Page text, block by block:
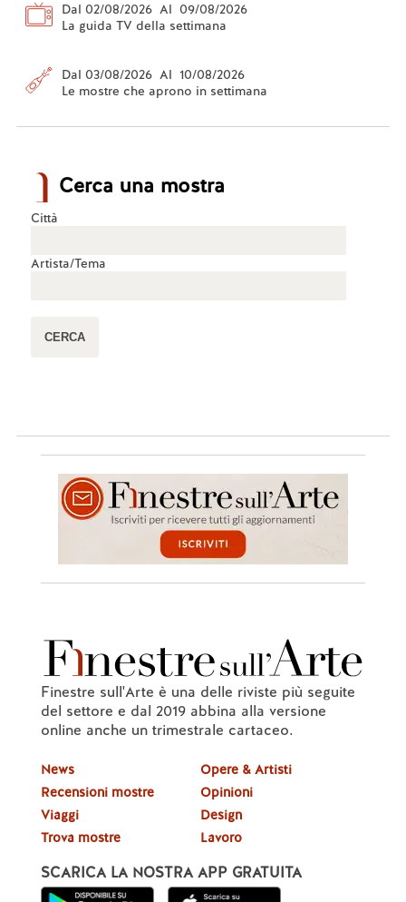
Dal 02/08/2026 Al 09/08/2026
La guida TV della settimana
Dal 03/08/2026 Al 10/08/2026
Le mostre che aprono in settimana
Cerca una mostra
Città
Artista/Tema
Finestre sull'Arte è una delle riviste più seguite
del settore e dal 2019 abbina alla versione
online anche un trimestrale cartaceo.
News
Recensioni mostre
Viaggi
Trova mostre
Opere & Artisti
Opinioni
Design
Lavoro
SCARICA LA NOSTRA APP GRATUITA